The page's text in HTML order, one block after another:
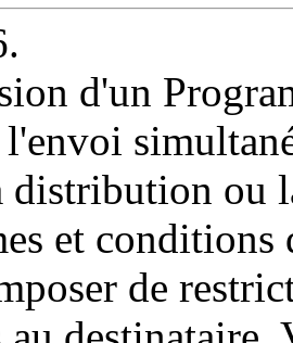
d'un
l'envoi
distribution ou
et conditions
de